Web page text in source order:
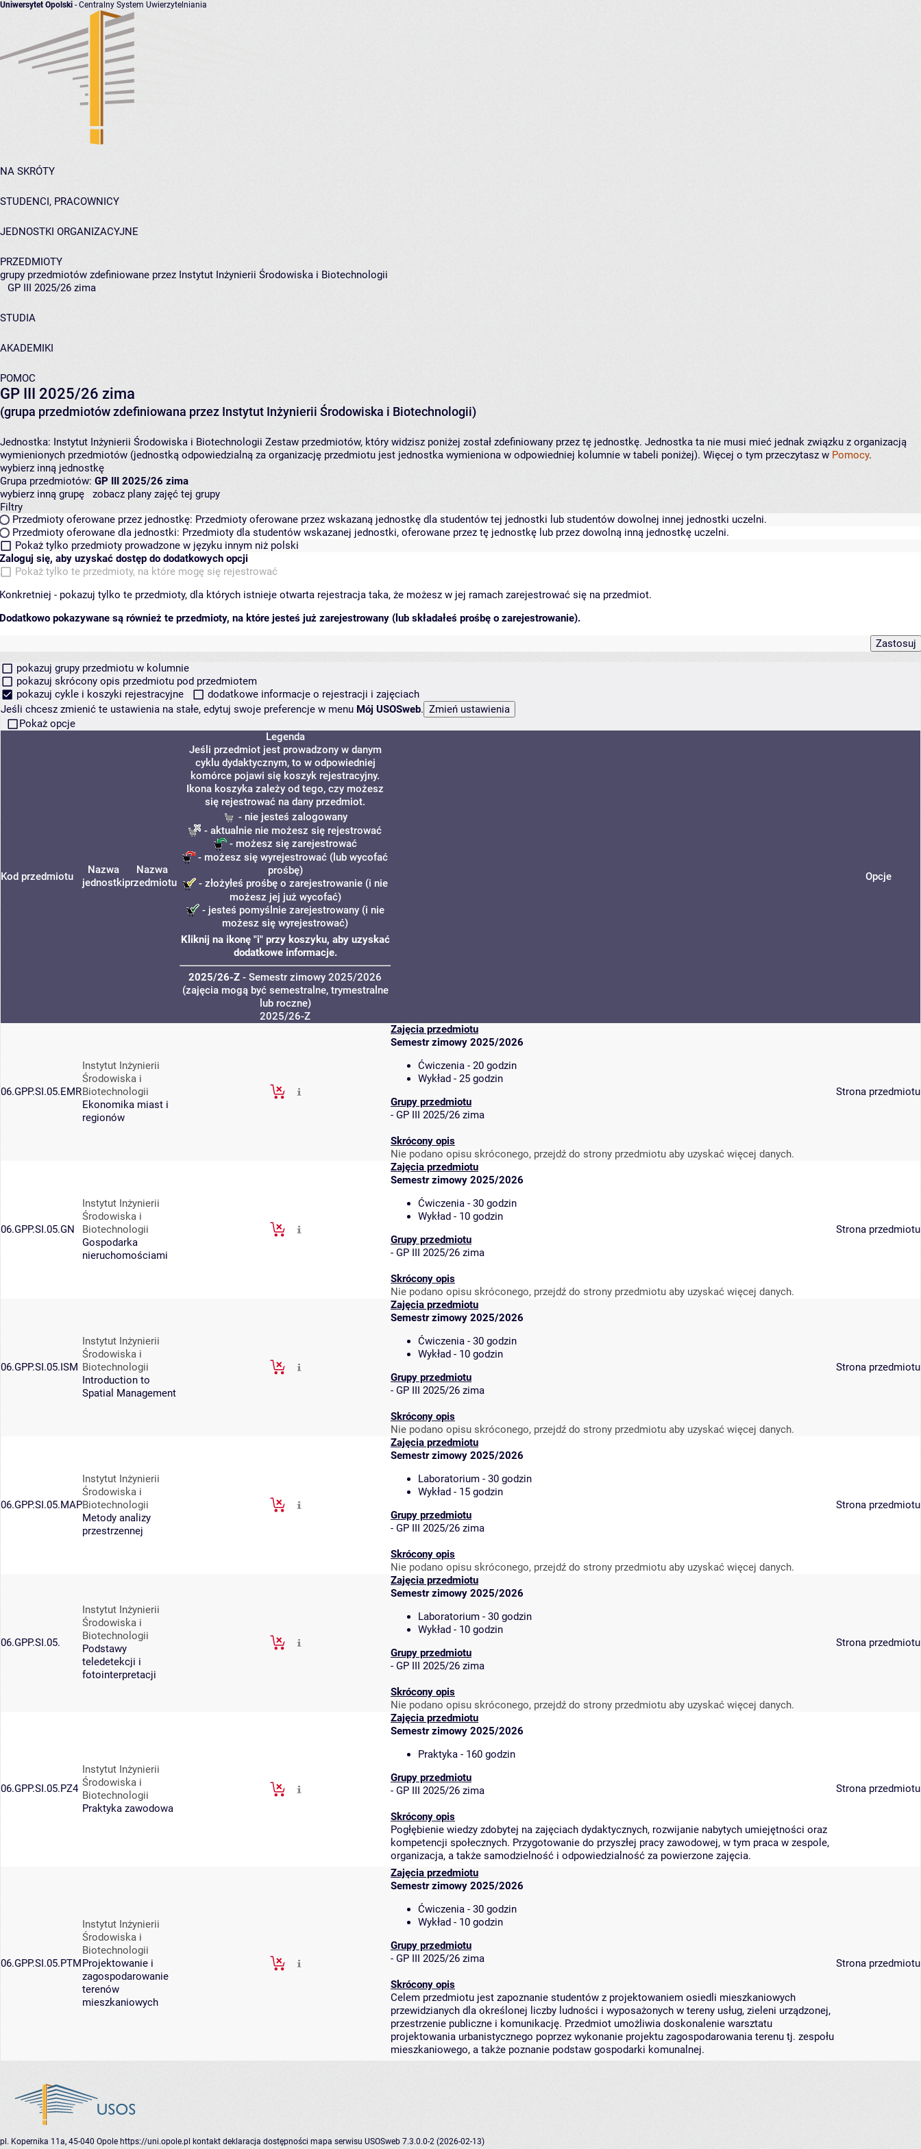
Uniwersytet Opolski - Centralny System Uwierzytelniania
NA SKRÓTY
STUDENCI, PRACOWNICY
JEDNOSTKI ORGANIZACYJNE
PRZEDMIOTY
grupy przedmiotów zdefiniowane przez Instytut Inżynierii Środowiska i Biotechnologii
GP III 2025/26 zima
STUDIA
AKADEMIKI
POMOC
GP III 2025/26 zima
(grupa przedmiotów zdefiniowana przez Instytut Inżynierii Środowiska i Biotechnologii)
Jednostka: Instytut Inżynierii Środowiska i Biotechnologii Zestaw przedmiotów, który widzisz poniżej został zdefiniowany przez tę jednostkę. Jednostka ta nie musi mieć jednak związku z organizacją
wymienionych przedmiotów (jednostką odpowiedzialną za organizację przedmiotu jest jednostka wymieniona w odpowiedniej kolumnie w tabeli poniżej). Więcej o tym przeczytasz w Pomocy.
wybierz inną jednostkę
Grupa przedmiotów: GP III 2025/26 zima
wybierz inną grupę
zobacz plany zajęć tej grupy
Filtry
Przedmioty oferowane przez jednostkę: Przedmioty oferowane przez wskazaną jednostkę dla studentów tej jednostki lub studentów dowolnej innej jednostki uczelni.
Przedmioty oferowane dla jednostki: Przedmioty dla studentów wskazanej jednostki, oferowane przez tę jednostkę lub przez dowolną inną jednostkę uczelni.
Pokaż tylko przedmioty prowadzone w języku innym niż polski
Zaloguj się, aby uzyskać dostęp do dodatkowych opcji
Pokaż tylko te przedmioty, na które mogę się rejestrować
Konkretniej - pokazuj tylko te przedmioty, dla których istnieje otwarta rejestracja taka, że możesz w jej ramach zarejestrować się na przedmiot.
Dodatkowo pokazywane są również te przedmioty, na które jesteś już zarejestrowany (lub składałeś prośbę o zarejestrowanie).
pokazuj grupy przedmiotu w kolumnie
pokazuj skrócony opis przedmiotu pod przedmiotem
pokazuj cykle i koszyki rejestracyjne
dodatkowe informacje o rejestracji i zajęciach
Jeśli chcesz zmienić te ustawienia na stałe, edytuj swoje preferencje w menu Mój USOSweb.
Pokaż opcje
Kod przedmiotu
Nazwa
jednostki
Nazwa
przedmiotu
Legenda
Jeśli przedmiot jest prowadzony w danym
cyklu dydaktycznym, to w odpowiedniej
komórce pojawi się koszyk rejestracyjny.
Ikona koszyka zależy od tego, czy możesz
się rejestrować na dany przedmiot.
- nie jesteś zalogowany
- aktualnie nie możesz się rejestrować
- możesz się zarejestrować
- możesz się wyrejestrować (lub wycofać
prośbę)
- złożyłeś prośbę o zarejestrowanie (i nie
możesz jej już wycofać)
- jesteś pomyślnie zarejestrowany (i nie
możesz się wyrejestrować)
Kliknij na ikonę "i" przy koszyku, aby uzyskać
dodatkowe informacje.
2025/26-Z - Semestr zimowy 2025/2026
(zajęcia mogą być semestralne, trymestralne
lub roczne)
Opcje
2025/26-Z
06.GPP.SI.05.EMR
Instytut Inżynierii
Środowiska i
Biotechnologii
Ekonomika miast i
regionów
Zajęcia przedmiotu
Semestr zimowy 2025/2026
Ćwiczenia - 20 godzin
Wykład - 25 godzin
Grupy przedmiotu
- GP III 2025/26 zima
Skrócony opis
Nie podano opisu skróconego, przejdź do strony przedmiotu aby uzyskać więcej danych.
Strona przedmiotu
06.GPP.SI.05.GN
Instytut Inżynierii
Środowiska i
Biotechnologii
Gospodarka
nieruchomościami
Zajęcia przedmiotu
Semestr zimowy 2025/2026
Ćwiczenia - 30 godzin
Wykład - 10 godzin
Grupy przedmiotu
- GP III 2025/26 zima
Skrócony opis
Nie podano opisu skróconego, przejdź do strony przedmiotu aby uzyskać więcej danych.
Strona przedmiotu
06.GPP.SI.05.ISM
Instytut Inżynierii
Środowiska i
Biotechnologii
Introduction to
Spatial Management
Zajęcia przedmiotu
Semestr zimowy 2025/2026
Ćwiczenia - 30 godzin
Wykład - 10 godzin
Grupy przedmiotu
- GP III 2025/26 zima
Skrócony opis
Nie podano opisu skróconego, przejdź do strony przedmiotu aby uzyskać więcej danych.
Strona przedmiotu
06.GPP.SI.05.MAP
Instytut Inżynierii
Środowiska i
Biotechnologii
Metody analizy
przestrzennej
Zajęcia przedmiotu
Semestr zimowy 2025/2026
Laboratorium - 30 godzin
Wykład - 15 godzin
Grupy przedmiotu
- GP III 2025/26 zima
Skrócony opis
Nie podano opisu skróconego, przejdź do strony przedmiotu aby uzyskać więcej danych.
Strona przedmiotu
06.GPP.SI.05.
Instytut Inżynierii
Środowiska i
Biotechnologii
Podstawy
teledetekcji i
fotointerpretacji
Zajęcia przedmiotu
Semestr zimowy 2025/2026
Laboratorium - 30 godzin
Wykład - 10 godzin
Grupy przedmiotu
- GP III 2025/26 zima
Skrócony opis
Nie podano opisu skróconego, przejdź do strony przedmiotu aby uzyskać więcej danych.
Strona przedmiotu
06.GPP.SI.05.PZ4
Instytut Inżynierii
Środowiska i
Biotechnologii
Praktyka zawodowa
Zajęcia przedmiotu
Semestr zimowy 2025/2026
Praktyka - 160 godzin
Grupy przedmiotu
- GP III 2025/26 zima
Skrócony opis
Pogłębienie wiedzy zdobytej na zajęciach dydaktycznych, rozwijanie nabytych umiejętności oraz
kompetencji społecznych. Przygotowanie do przyszłej pracy zawodowej, w tym praca w zespole,
organizacja, a także samodzielność i odpowiedzialność za powierzone zajęcia.
Strona przedmiotu
06.GPP.SI.05.PTM
Instytut Inżynierii
Środowiska i
Biotechnologii
Projektowanie i
zagospodarowanie
terenów
mieszkaniowych
Zajęcia przedmiotu
Semestr zimowy 2025/2026
Ćwiczenia - 30 godzin
Wykład - 10 godzin
Grupy przedmiotu
- GP III 2025/26 zima
Skrócony opis
Celem przedmiotu jest zapoznanie studentów z projektowaniem osiedli mieszkaniowych
przewidzianych dla określonej liczby ludności i wyposażonych w tereny usług, zieleni urządzonej,
przestrzenie publiczne i komunikację. Przedmiot umożliwia doskonalenie warsztatu
projektowania urbanistycznego poprzez wykonanie projektu zagospodarowania terenu tj. zespołu
mieszkaniowego, a także poznanie podstaw gospodarki komunalnej.
Strona przedmiotu
pl. Kopernika 11a, 45-040 Opole https://uni.opole.pl kontakt deklaracja dostępności mapa serwisu USOSweb 7.3.0.0-2 (2026-02-13)